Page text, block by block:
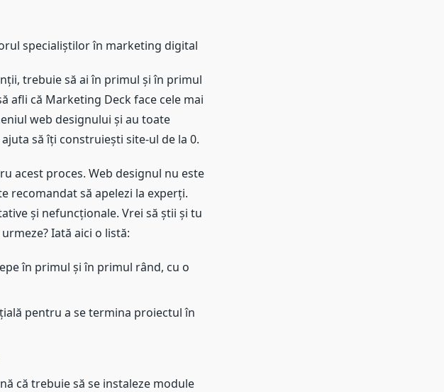
specialiștilor în marketing digital
trebuie să ai în primul și în primul
afli că Marketing Deck face cele mai
web designului și au toate
să îți construiești site-ul de la 0.
proces. Web designul nu este
recomandat să apelezi la experți.
și nefuncționale. Vrei să știi și tu
Iată aici o listă:
în primul și în primul rând, cu o
pentru a se termina proiectul în
că trebuie să se instaleze module